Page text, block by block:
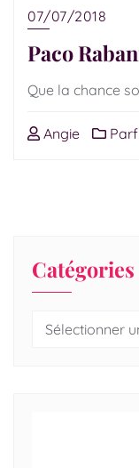
07/07/2018
Paco
Que la chance
Angie
Catégories